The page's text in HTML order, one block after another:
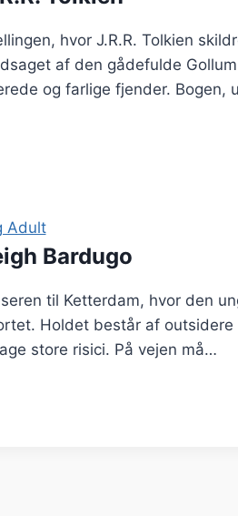
hvor J.R.R. Tolkien
af den gådefulde
og farlige fjender. Bogen,
Adult
Bardugo
til Ketterdam, hvor den
Holdet består af
store risici. På vejen må…